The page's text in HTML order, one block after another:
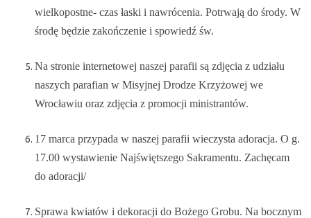
wielkopostne- czas łaski i nawrócenia. Potrwają do środy. W
środę będzie zakończenie i spowiedź św.
Na stronie internetowej naszej parafii są zdjęcia z udziału
naszych parafian w Misyjnej Drodze Krzyżowej we
Wrocławiu oraz zdjęcia z promocji ministrantów.
17 marca przypada w naszej parafii wieczysta adoracja. O g.
17.00 wystawienie Najświętszego Sakramentu. Zachęcam
do adoracji/
Sprawa kwiatów i dekoracji do Bożego Grobu. Na bocznym